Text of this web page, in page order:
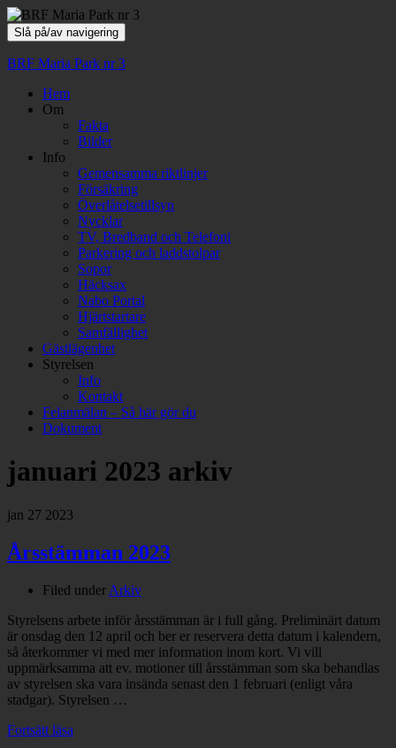
Slå på/av navigering
BRF Maria Park nr 3
Hem
Om
Fakta
Bilder
Info
Gemensamma riktlinjer
Försäkring
Överlåtelsetillsyn
Nycklar
TV, Bredband och Telefoni
Parkering och laddstolpar
Sopor
Häcksax
Nabo Portal
Hjärtstartare
Samfällighet
Gästlägenhet
Styrelsen
Info
Kontakt
Felanmälan – Så här gör du
Dokument
januari 2023 arkiv
jan 27 2023
Årsstämman 2023
Filed under Arkiv
Styrelsens arbete inför årsstämman är i full gång. Preliminärt datum
är onsdag den 12 april och ber er reservera detta datum i kalendern,
så återkommer vi med mer information inom kort. Vi vill
uppmärksamma att ev. motioner till årsstämman som ska behandlas
av styrelsen ska vara insända senast den 1 februari (enligt våra
stadgar). Styrelsen …
Fortsätt läsa